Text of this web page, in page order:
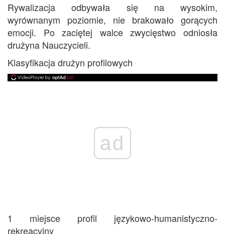
Rywalizacja odbywała się na wysokim,
wyrównanym poziomie, nie brakowało gorących
emocji. Po zaciętej walce zwycięstwo odniosła
drużyna Nauczycieli.
Klasyfikacja drużyn profilowych
ad
1 miejsce profil językowo-humanistyczno-
rekreacyjny